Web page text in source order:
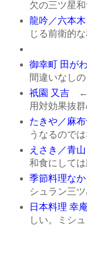
欠の三ツ星和
龍吟／六本木
じる前衛的
御幸町 田がわ
間違いなし
祇園 又吉←雰
用対効果抜群
たきや／麻
うなるのでは
えさき／青山
和食にしては
季節料理なか
シュラン三
日本料理 幸庵
しい。ミシ